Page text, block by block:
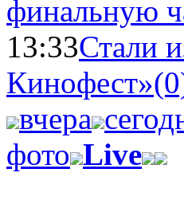
финальную
13:33Стали
Кинофест»
вчера
фото Live